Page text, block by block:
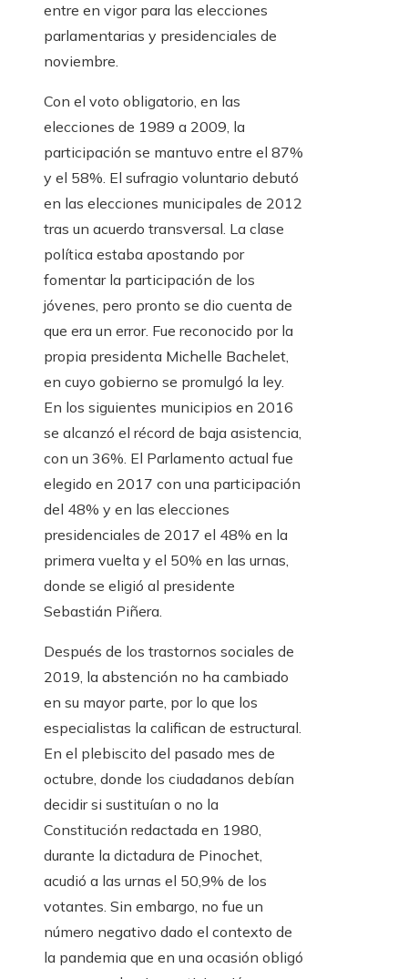
entre en vigor para las elecciones
parlamentarias y presidenciales de
noviembre.
Con el voto obligatorio, en las
elecciones de 1989 a 2009, la
participación se mantuvo entre el 87%
y el 58%. El sufragio voluntario debutó
en las elecciones municipales de 2012
tras un acuerdo transversal. La clase
política estaba apostando por
fomentar la participación de los
jóvenes, pero pronto se dio cuenta de
que era un error. Fue reconocido por la
propia presidenta Michelle Bachelet,
en cuyo gobierno se promulgó la ley.
En los siguientes municipios en 2016
se alcanzó el récord de baja asistencia,
con un 36%. El Parlamento actual fue
elegido en 2017 con una participación
del 48% y en las elecciones
presidenciales de 2017 el 48% en la
primera vuelta y el 50% en las urnas,
donde se eligió al presidente
Sebastián Piñera.
Después de los trastornos sociales de
2019, la abstención no ha cambiado
en su mayor parte, por lo que los
especialistas la califican de estructural.
En el plebiscito del pasado mes de
octubre, donde los ciudadanos debían
decidir si sustituían o no la
Constitución redactada en 1980,
durante la dictadura de Pinochet,
acudió a las urnas el 50,9% de los
votantes. Sin embargo, no fue un
número negativo dado el contexto de
la pandemia que en una ocasión obligó